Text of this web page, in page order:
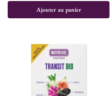
Ajouter au panier